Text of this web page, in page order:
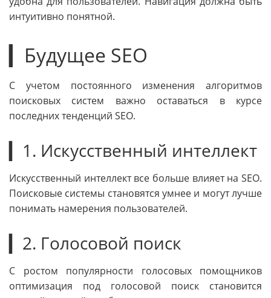
интуитивно понятной.
▎Будущее SEO
С учетом постоянного изменения алгоритмов
поисковых систем важно оставаться в курсе
последних тенденций SEO.
▎1. Искусственный интеллект
Искусственный интеллект все больше влияет на SEO.
Поисковые системы становятся умнее и могут лучше
понимать намерения пользователей.
▎2. Голосовой поиск
С ростом популярности голосовых помощников
оптимизация под голосовой поиск становится